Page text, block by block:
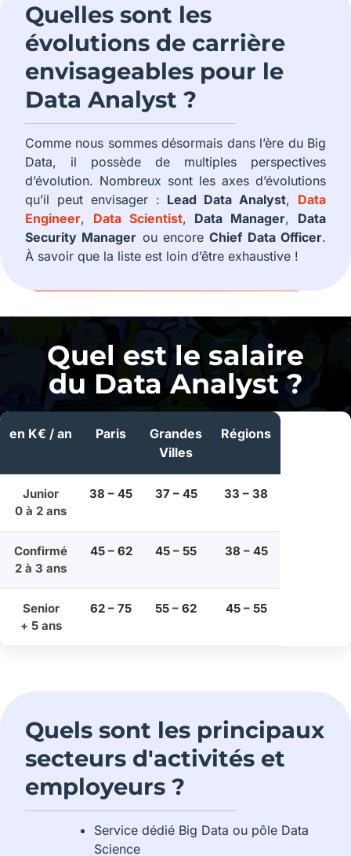
Quelles sont les
évolutions de carrière
envisageables pour le
Data Analyst ?
Comme nous sommes désormais dans l’ère du Big
Data, il possède de multiples perspectives
d’évolution. Nombreux sont les axes d’évolutions
qu’il peut envisager : Lead Data Analyst, Data
Engineer, Data Scientist, Data Manager, Data
Security Manager ou encoreChief Data Officer.
À savoir que la liste est loin d’être exhaustive !
Quel est le salaire
du Data Analyst ?
en K€ / an Paris
Grandes
Villes
Régions
Junior
0 à 2 ans
38 – 45 37 – 45 33 – 38
Confirmé
2 à 3 ans
45 – 62 45 – 55 38 – 45
Senior
+ 5 ans
62 – 75 55 – 62 45 – 55
Quels sont les principaux
secteurs d'activités et
employeurs ?
Service dédié Big Data ou pôle Data
Science